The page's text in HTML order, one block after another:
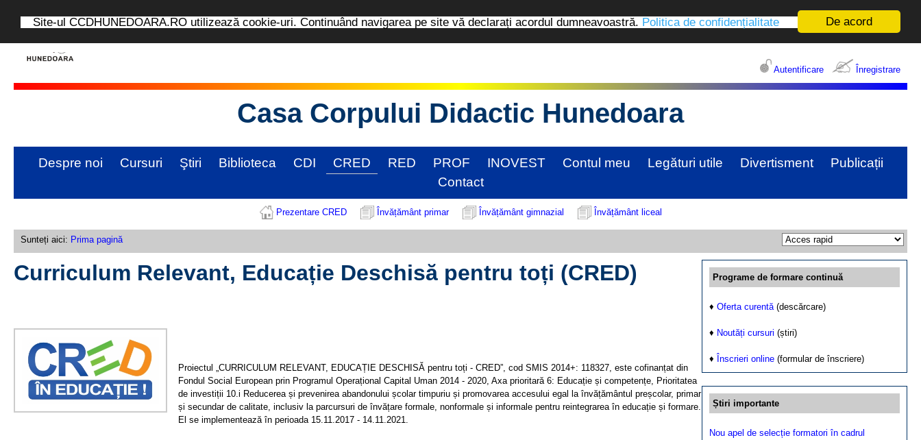
De acord
Site-ul CCDHUNEDOARA.RO utilizează cookie-uri. Continuând navigarea pe site vă declarați acordul dumneavoastră. Politica de confidențialitate
Autentificare Înregistrare
Casa Corpului Didactic Hunedoara
Despre noi Cursuri Ştiri Biblioteca CDI CRED RED PROF INOVEST Contul meu Legături utile Divertisment
Publicații
Contact
Prezentare CRED Învățământ primar Învățământ gimnazial Învățământ liceal
Sunteți aici: Prima pagină
Programe de formare continuă
♦ Oferta curentă(descărcare)
♦ Noutăți cursuri (știri)
♦ Înscrieri online (formular de înscriere)
Știri importante
Nou apel de selecție formatori în cadrul
Curriculum Relevant, Educație Deschisă pentru toți (CRED)
Proiectul „CURRICULUM RELEVANT, EDUCAȚIE DESCHISĂ pentru toți - CRED”, cod SMIS 2014+: 118327, este cofinanțat din
Fondul Social European prin Programul Operațional Capital Uman 2014 - 2020, Axa prioritară 6: Educație și competențe, Prioritatea
de investiții 10.i Reducerea și prevenirea abandonului școlar timpuriu și promovarea accesului egal la învățământul preșcolar, primar
și secundar de calitate, inclusiv la parcursuri de învățare formale, nonformale și informale pentru reintegrarea în educație și formare.
El se implementează în perioada 15.11.2017 - 14.11.2021.